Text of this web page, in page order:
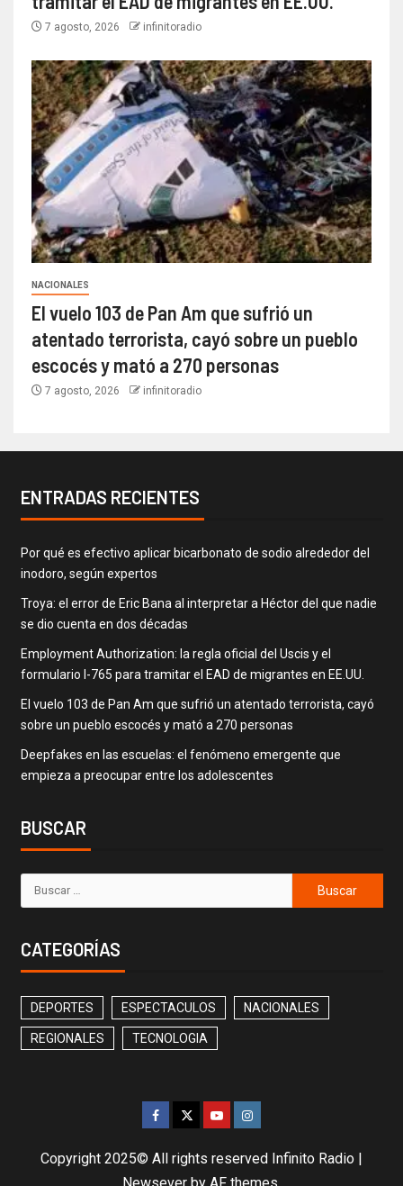
7 agosto, 2026 infinitoradio
NACIONALES
El vuelo 103 de Pan Am que sufrió un
atentado terrorista, cayó sobre un pueblo
escocés y mató a 270 personas
7 agosto, 2026 infinitoradio
ENTRADAS RECIENTES
Por qué es efectivo aplicar bicarbonato de sodio alrededor del
inodoro, según expertos
Troya: el error de Eric Bana al interpretar a Héctor del que nadie
se dio cuenta en dos décadas
Employment Authorization: la regla oficial del Uscis y el
formulario I-765 para tramitar el EAD de migrantes en EE.UU.
El vuelo 103 de Pan Am que sufrió un atentado terrorista, cayó
sobre un pueblo escocés y mató a 270 personas
Deepfakes en las escuelas: el fenómeno emergente que
empieza a preocupar entre los adolescentes
BUSCAR
CATEGORÍAS
DEPORTES ESPECTACULOS NACIONALES
REGIONALES TECNOLOGIA
Copyright 2025© All rights reserved Infinito Radio |